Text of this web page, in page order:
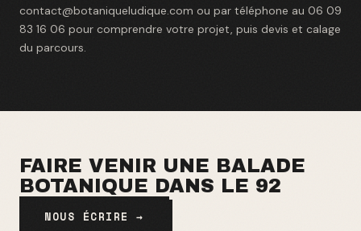
contact@botaniqueludique.com ou par téléphone au 06 09
83 16 06 pour comprendre votre projet, puis devis et calage
du parcours.
FAIRE VENIR UNE BALADE
BOTANIQUE DANS LE 92
NOUS ÉCRIRE →